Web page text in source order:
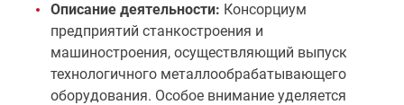
Описание деятельности: Консорциум
предприятий станкостроения и
машиностроения, осуществляющий выпуск
технологичного металлообрабатывающего
оборудования. Особое внимание уделяется